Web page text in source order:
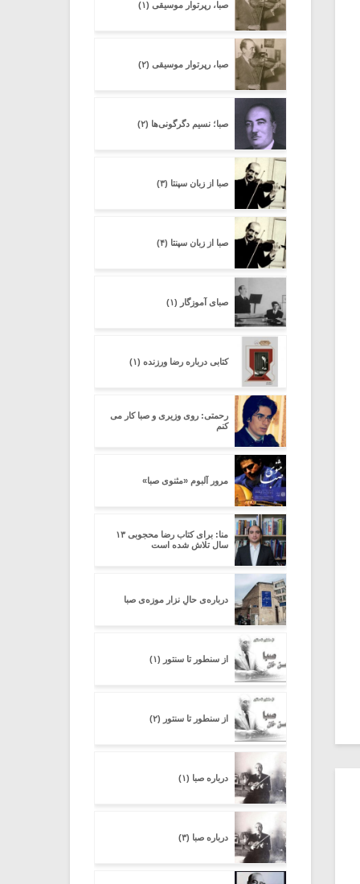
صبا، رپرتوار موسیقی (۱)
صبا، رپرتوار موسیقی (۲)
صبا؛ نسیم دگرگونی‌ها (۲)
صبا از زبان سپنتا (۳)
صبا از زبان سپنتا (۴)
صبای آموزگار (۱)
کتابی درباره رضا ورزنده (۱)
رحمتی: روی وزیری و صبا کار می
کنم
مرور آلبوم «مثنوی صبا»
منا: برای کتاب رضا محجوبی ۱۳
سال تلاش شده است
درباره‌ی حالِ نزارِ موزه‌ی صبا
از سنطور تا سنتور (۱)
از سنطور تا سنتور (۲)
درباره صبا (۱)
درباره صبا (۳)